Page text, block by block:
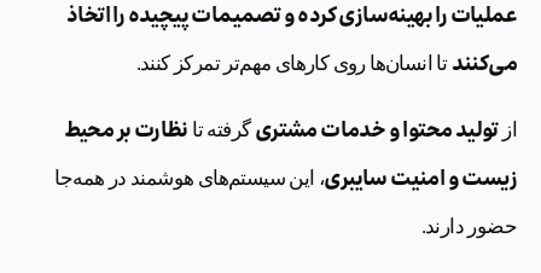
عملیات را بهینه‌سازی کرده و تصمیمات پیچیده را اتخاذ
می‌کنندتا انسان‌ها روی کارهای مهم‌تر تمرکز کنند.
ازتولید محتوا و خدمات مشتری گرفته تا نظارت بر محیط
زیست و امنیت سایبری، این سیستم‌های هوشمند در همه‌جا
حضور دارند.